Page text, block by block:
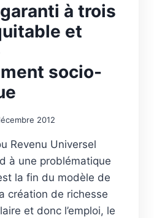
à trois
et
socio-
2012
Revenu Universel
à une problématique
la fin du modèle de
création de richesse
et donc l’emploi, le